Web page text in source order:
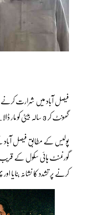
فیصل آباد میں شرارت
گھونٹ کر 3 سالہ بیٹی کو مار ڈالا۔
کرنے پر تشدد کا نشانہ بنایا